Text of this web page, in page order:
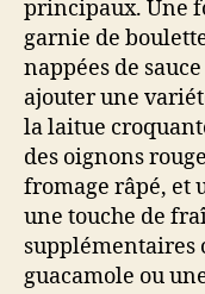
principaux. Une
garnie de
nappées de
ajouter une
la laitue
des oignons
fromage râpé, et
une touche de
supplémentaires
guacamole ou